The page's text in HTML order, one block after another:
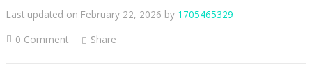
Last updated on February 22, 2026 by 1705465329
0 Comment
Share